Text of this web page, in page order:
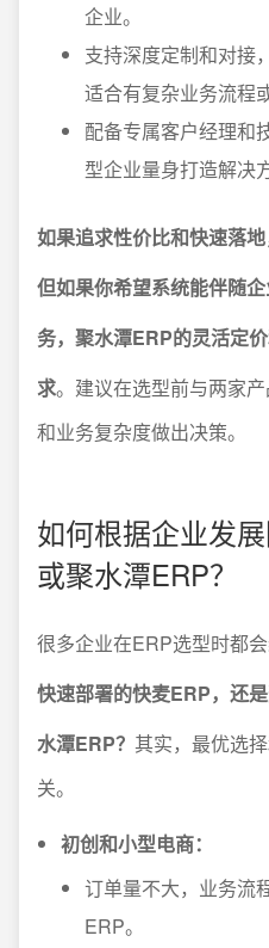
企业。
支持深度定制和对接
适合有复杂业务流程
配备专属客户经理和
型企业量身打造解决
如果追求性价比和快速落
但如果你希望系统能伴随
务，聚水潭ERP的灵活定
求。建议在选型前与两家
和业务复杂度做出决策。
如何根据企业发
或聚水潭ERP？
很多企业在ERP选型时都会
快速部署的快麦ERP，还
水潭ERP？ 其实，最优选
关。
初创和小型电商：
订单量不大，业务流
ERP。